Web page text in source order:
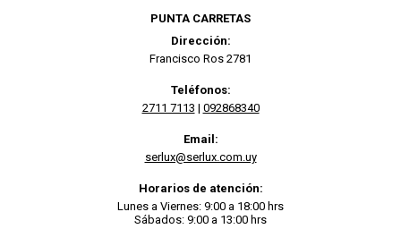
PUNTA CARRETAS
Dirección:
Francisco Ros 2781
Teléfonos:
2711 7113 | 092868340
Email:
serlux@serlux.com.uy
Horarios de atención:
Lunes a Viernes: 9:00 a 18:00 hrs
Sábados: 9:00 a 13:00 hrs